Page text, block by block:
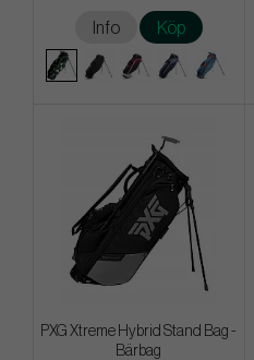
Info Köp
PXG Xtreme Hybrid Stand Bag -
Bärbag